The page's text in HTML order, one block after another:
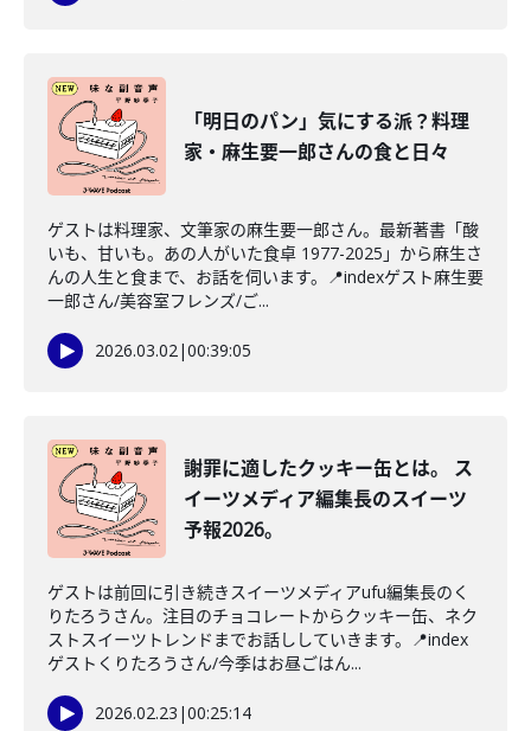
「明日のパン」気にする派？料理
家・麻生要一郎さんの食と日々
ゲストは料理家、文筆家の麻生要一郎さん。最新著書「酸
いも、甘いも。あの人がいた食卓 1977-2025」から麻生さ
んの人生と食まで、お話を伺います。📍indexゲスト麻生要
一郎さん/美容室フレンズ/ご...
2026.03.02|00:39:05
謝罪に適したクッキー缶とは。 ス
イーツメディア編集長のスイーツ
予報2026。
ゲストは前回に引き続きスイーツメディアufu編集長のく
りたろうさん。注目のチョコレートからクッキー缶、ネク
ストスイーツトレンドまでお話ししていきます。📍index
ゲストくりたろうさん/今季はお昼ごはん...
2026.02.23 |00:25:14